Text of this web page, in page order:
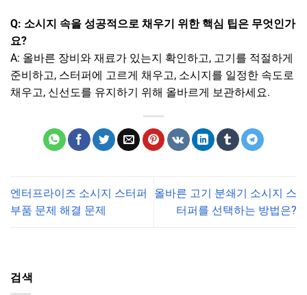
Q: 소시지 속을 성공적으로 채우기 위한 핵심 팁은 무엇인가
요?
A: 올바른 장비와 재료가 있는지 확인하고, 고기를 적절하게
준비하고, 스터퍼에 고르게 채우고, 소시지를 일정한 속도로
채우고, 신선도를 유지하기 위해 올바르게 보관하세요.
엔터프라이즈 소시지 스터퍼
부품 문제 해결 문제
올바른 고기 분쇄기 소시지 스
터퍼를 선택하는 방법은?
검색